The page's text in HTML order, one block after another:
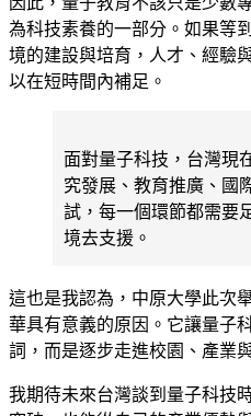
為科技素養的一部分。如果等
境的建設與培育，人才、經驗
以在短時間內補足。
面對量子科技，台灣現
究發展、教育推廣、國
試，每一個環節都需要
境去支援。
這也是我認為，中原大學此次
華具有意義的原因。它讓量子
詞，而是逐步走進校園、產業
我期待未來台灣談到量子科技